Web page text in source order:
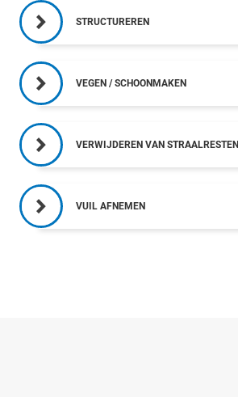
STRUCTUREREN
VEGEN / SCHOONMAKEN
VERWIJDEREN VAN STRAALRESTEN
VUIL AFNEMEN